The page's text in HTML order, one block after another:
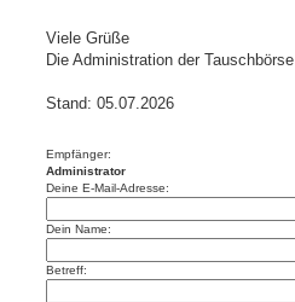
Viele Grüße
Die Administration der Tauschbörse
Stand: 05.07.2026
Empfänger:
Administrator
Deine E-Mail-Adresse:
Dein Name:
Betreff: